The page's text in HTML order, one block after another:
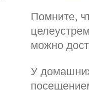
Помните,
можно
У